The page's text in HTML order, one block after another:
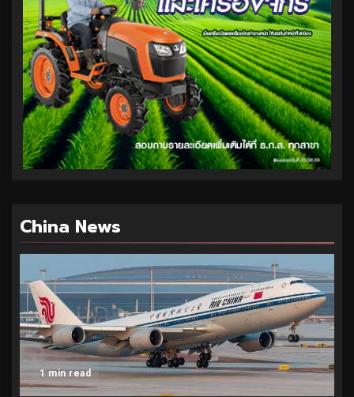
China News
1 min read